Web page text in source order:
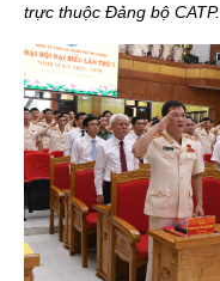
trực thuộc Đảng bộ CATP.